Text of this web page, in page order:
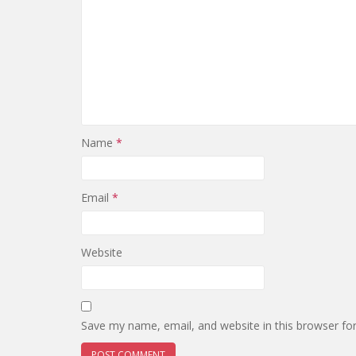
Name *
Email *
Website
Save my name, email, and website in this browser